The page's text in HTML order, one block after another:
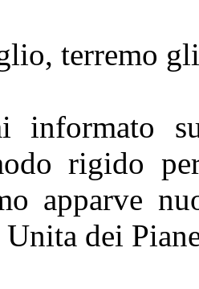
terremo
informato
rigido
apparve
Unita dei